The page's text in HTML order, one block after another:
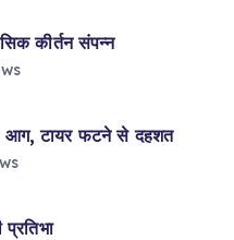
कीर्तन संपन्न
आग, टायर फटने से दहशत